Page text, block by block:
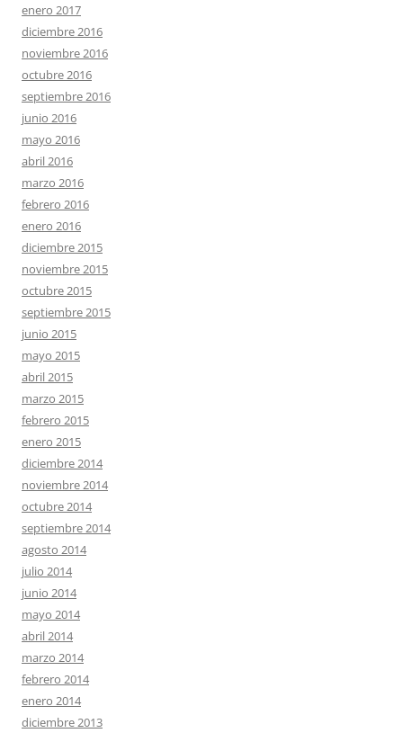
enero 2017
diciembre 2016
noviembre 2016
octubre 2016
septiembre 2016
junio 2016
mayo 2016
abril 2016
marzo 2016
febrero 2016
enero 2016
diciembre 2015
noviembre 2015
octubre 2015
septiembre 2015
junio 2015
mayo 2015
abril 2015
marzo 2015
febrero 2015
enero 2015
diciembre 2014
noviembre 2014
octubre 2014
septiembre 2014
agosto 2014
julio 2014
junio 2014
mayo 2014
abril 2014
marzo 2014
febrero 2014
enero 2014
diciembre 2013